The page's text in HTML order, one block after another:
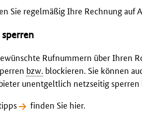
Sie regelmäßig Ihre Rechnung auf
Rufnummern über Ihren
bzw. blockieren. Sie können
unentgeltlich netzseitig sperren
finden Sie hier.